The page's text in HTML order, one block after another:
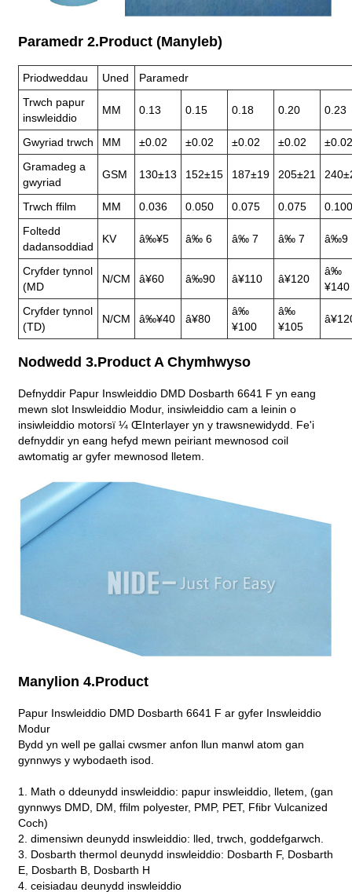
Paramedr 2.Product (Manyleb)
Priodweddau Uned
Paramedr
Trwch papur
inswleiddio
MM 0.13 0.15 0.18 0.20 0.23
Gwyriad trwch MM ±0.02 ±0.02 ±0.02 ±0.02
Gramadeg a
gwyriad
GSM 130±13 152±15 187±19 205±21
Trwch ffilm MM 0.036 0.050 0.075 0.075
Foltedd
dadansoddiad
KV â‰¥5 â‰ 6 â‰ 7 â‰ 7 â‰9
Cryfder tynnol
(MD
N/CM â¥60 â‰90 â¥110 â¥120
â‰
¥140
Cryfder tynnol
(TD)
N/CM â‰¥40 â¥80
â‰
¥100
â‰
¥105
Nodwedd 3.Product A Chymhwyso
Defnyddir Papur Inswleiddio DMD Dosbarth 6641 F yn eang
mewn slot Inswleiddio Modur, insiwleiddio cam a leinin o
insiwleiddio motorsï ¼ ŒInterlayer yn y trawsnewidydd. Fe'i
defnyddir yn eang hefyd mewn peiriant mewnosod coil
awtomatig ar gyfer mewnosod lletem.
Manylion 4.Product
Papur Inswleiddio DMD Dosbarth 6641 F ar gyfer Inswleiddio
Modur
Bydd yn well pe gallai cwsmer anfon llun manwl atom gan
gynnwys y wybodaeth isod.
1. Math o ddeunydd inswleiddio: papur inswleiddio, lletem, (gan
gynnwys DMD, DM, ffilm polyester, PMP, PET, Ffibr Vulcanized
Coch)
2. dimensiwn deunydd inswleiddio: lled, trwch, goddefgarwch.
3. Dosbarth thermol deunydd inswleiddio: Dosbarth F, Dosbarth
E, Dosbarth B, Dosbarth H
4. ceisiadau deunydd inswleiddio